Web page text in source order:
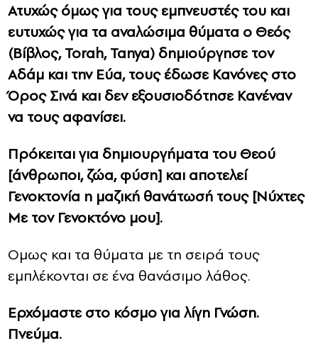
Ατυχώς όμως για τους εμπνευστές του και
ευτυχώς για τα αναλώσιμα θύματα ο Θεός
(Βίβλος, Torah, Tanya) δημιούργησε τον
Αδάμ και την Εύα, τους έδωσε Κανόνες στο
Όρος Σινά και δεν εξουσιοδότησε Κανέναν
να τους αφανίσει.
Πρόκειται για δημιουργήματα του Θεού
[άνθρωποι, ζώα, φύση] και αποτελεί
Γενοκτονία η μαζική θανάτωσή τους [Νύχτες
Με τον Γενοκτόνο μου].
Ομως και τα θύματα με τη σειρά τους
εμπλέκονται σε ένα θανάσιμο λάθος.
Ερχόμαστε στο κόσμο για λίγη Γνώση.
Πνεύμα.